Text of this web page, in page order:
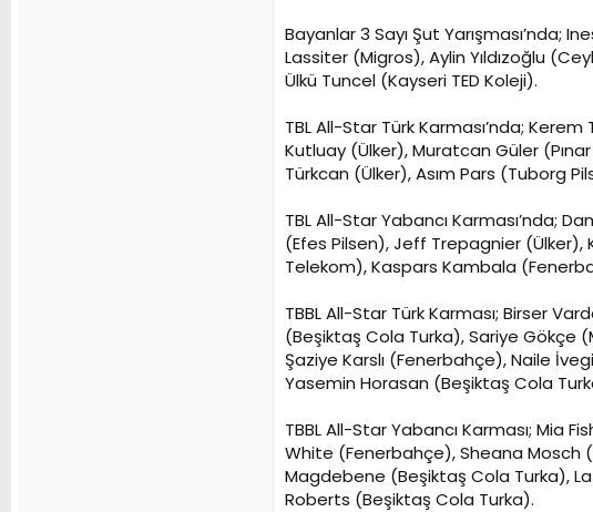
Bayanlar 3 Sayı Şut Yarışması’nda;
Lassiter (Migros), Aylin Yıldızoğlu
Ülkü Tuncel (Kayseri TED Koleji).
TBL All-Star Türk Karması’nda;
Kutluay (Ülker), Muratcan Güler
Türkcan (Ülker), Asım Pars (Tuborg
TBL All-Star Yabancı Karması’nda;
(Efes Pilsen), Jeff Trepagnier (Ülker),
Telekom), Kaspars Kambala
TBBL All-Star Türk Karması; Birser
(Beşiktaş Cola Turka), Sariye Gökçe
Şaziye Karslı (Fenerbahçe), Naile
Yasemin Horasan (Beşiktaş Cola
TBBL All-Star Yabancı Karması; Mia
White (Fenerbahçe), Sheana Mosch
Magdebene (Beşiktaş Cola Turka),
Roberts (Beşiktaş Cola Turka).